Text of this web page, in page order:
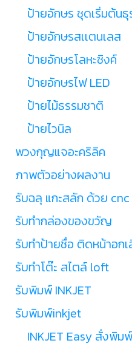
ป้ายอักษร ชุดเริ่มต้น
ป้ายอักษรสเเตนเลส
ป้ายอักษรโลหะซิงค์
ป้ายอักษรไฟ LED
ป้ายไม้ธรรมชาติ
ป้ายไวนิล
พวงกุญแจอะคริลิค
ภาพตัวอย่างผลงาน
รับฉลุ แกะสลัก ด้วย cnc
รับทำกล่องของขวัญ
รับทำป้ายชื่อ ติดหน้าอก
รับทำโต๊ะ สไตล์ loft
รับพิมพ์ INKJET
รับพิมพ์inkjet
INKJET Easy สั่งพิม